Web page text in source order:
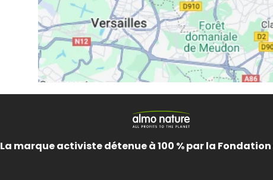
La marque activiste détenue à 100 % par la